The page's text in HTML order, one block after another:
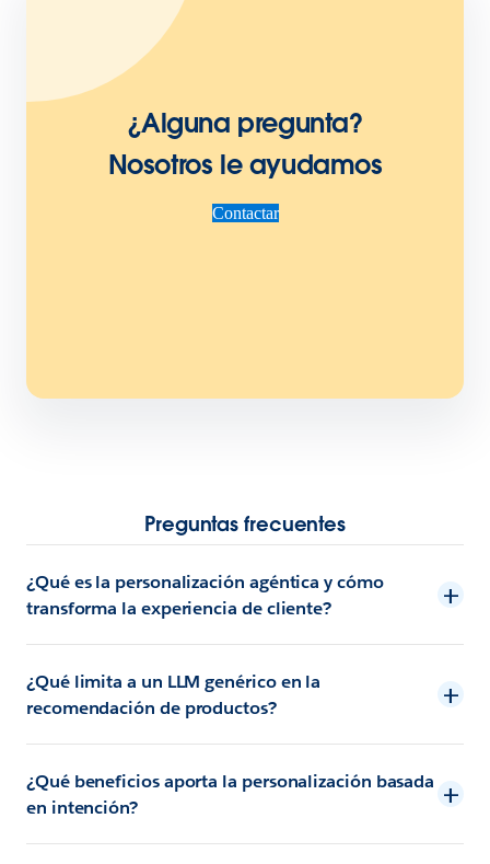
¿Alguna pregunta?
Nosotros le ayudamos
Contactar
Preguntas frecuentes
¿Qué es la personalización agéntica y cómo
transforma la experiencia de cliente?
¿Qué limita a un LLM genérico en la
recomendación de productos?
¿Qué beneficios aporta la personalización basada
en intención?